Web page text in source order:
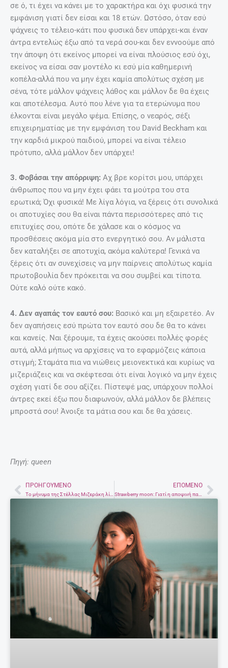
σε ό, τι έχει να κάνει με το χαρακτήρα και όχι φυσικά την
εμφάνιση γιατί δεν είσαι και 18 ετών. Ωστόσο, όταν εσύ
ψάχνεις το τέλειο-κάτι που φυσικά δεν υπάρχει-και έναν
άντρα εντελώς έξω από τα νερά σου-και δεν εννοούμε από
την άποψη ότι εκείνος μπορεί να είναι πλούσιος εσύ όχι,
εκείνος να είσαι σαν μοντέλο κι εσύ μία καθημερινή
κοπέλα-αλλά που να μην έχει καμία απολύτως σχέση με
σένα, τότε μάλλον ψάχνεις λάθος και μάλλον δε θα έχεις
και αποτέλεσμα. Αυτό που λένε για τα ετερώνυμα που
έλκονται είναι μεγάλο ψέμα. Επίσης, ο νεαρός, σέξι
επιχειρηματίας με την εμφάνιση του David Beckham και
την καρδιά μικρού παιδιού, μπορεί να είναι τέλειο
πρότυπο, αλλά μάλλον δεν υπάρχει!
3. Φοβάσαι την απόρριψη: Αχ βρε κορίτσι μου, υπάρχει
άνθρωπος που να μην έχει φάει τα μούτρα του στα
ερωτικά; Όχι φυσικά! Με λίγα λόγια, να ξέρεις ότι συνολικά
οι αποτυχίες σου θα είναι πάντα περισσότερες από τις
επιτυχίες σου, οπότε δε χάλασε και ο κόσμος να
προσθέσεις ακόμα μία στο ενεργητικό σου. Αν μάλιστα
δεν καταλήξει σε αποτυχία, ακόμα καλύτερα! Γενικά να
ξέρεις ότι αν συνεχίσεις να μην παίρνεις απολύτως καμία
πρωτοβουλία δεν πρόκειται να σου συμβεί και τίποτα.
Ούτε καλό ούτε κακό.
4. Δεν αγαπάς τον εαυτό σου: Βασικό και μη εξαιρετέο. Αν
δεν αγαπήσεις εσύ πρώτα τον εαυτό σου δε θα το κάνει
και κανείς. Ναι ξέρουμε, τα έχεις ακούσει πολλές φορές
αυτά, αλλά μήπως να αρχίσεις να το εφαρμόζεις κάποια
στιγμή; Σταμάτα πια να νιώθεις μειονεκτικά και κυρίως να
μιζεριάζεις και να σκέφτεσαι ότι είναι λογικό να μην έχεις
σχέση γιατί δε σου αξίζει. Πίστεψέ μας, υπάρχουν πολλοί
άντρες εκεί έξω που διαφωνούν, αλλά μάλλον δε βλέπεις
μπροστά σου! Άνοιξε τα μάτια σου και δε θα χάσεις.
Πηγή: queen
PrevΠΡΟΗΓΟΎΜΕΝΟ
Το μήνυμα της Στέλλας Μιζεράκη λίγο πριν τον τελικό του Power of Love
ΕΠΌΜΕΝΟ
Strawberry moon: Γιατί η αποψινή πανσέληνος είναι ξεχωριστή